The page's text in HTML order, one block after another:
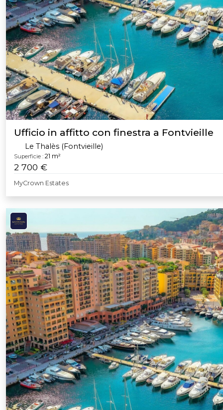
Ufficio in affitto con finestra a Fontvieille
Le Thalès (Fontvieille)
Superficie : 21 m²
2 700 €
MyCrown Estates